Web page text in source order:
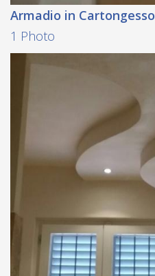
Armadio in Cartongesso
1 Photo